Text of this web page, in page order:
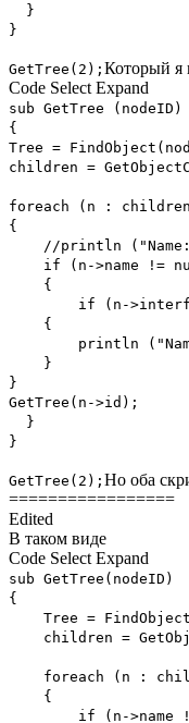
}
}
GetTree(2); Который я
Code Select Expand
sub GetTree (nodeID)
{
Tree =
children =
foreach (n :
{
//println ("Name:
if (n->name !=
{
if (n-
{
println ("Name: "
}
}
GetTree(n->id);
}
}
GetTree(2); Но оба
=================
Edited
В таком виде
Code Select Expand
sub GetTree(nodeID)
{
Tree =
children =
foreach (n :
{
if (n->name !=